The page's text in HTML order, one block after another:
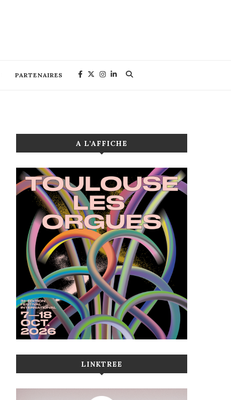
PARTENAIRES
A L’AFFICHE
LINKTREE